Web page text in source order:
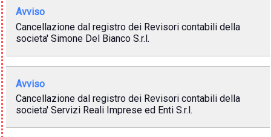
Avviso
Cancellazione dal registro dei Revisori contabili della
societa' Simone Del Bianco S.r.l.
Avviso
Cancellazione dal registro dei Revisori contabili della
societa' Servizi Reali Imprese ed Enti S.r.l.